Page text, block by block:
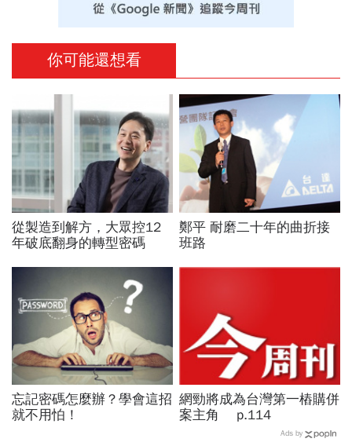
你可能還想看
從製造到解方，大眾控12
年破底翻身的轉型密碼
鄭平 耐磨二十年的曲折接
班路
忘記密碼怎麼辦？學會這招
就不用怕！
網勁將成為台灣第一樁購併
案主角 p.114
Ads by